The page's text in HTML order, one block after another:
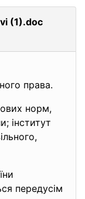
(1).doc
права.
норм,
інститут
передусім